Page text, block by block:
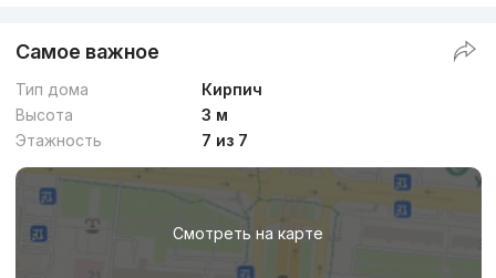
Самое важное
Тип дома
Кирпич
Высота
3 м
Этажность
7 из 7
Смотреть на карте